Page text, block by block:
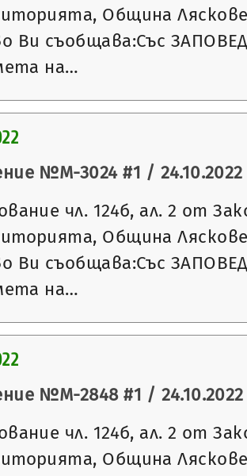
Община
Ви съобщава:Със
на…
№М-3024 #1 / 24.10.2022
чл. 124б, ал. 2 от
Община
Ви съобщава:Със
на…
№М-2848 #1 / 24.10.2022
чл. 124б, ал. 2 от
Община